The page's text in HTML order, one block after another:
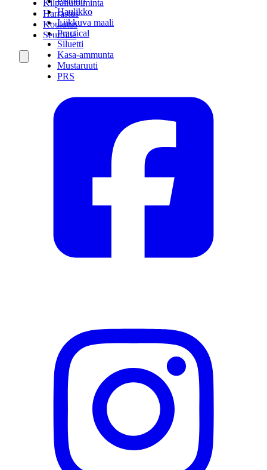
Haulikko
Liikkuva maali
Practical
Siluetti
Kasa-ammunta
Mustaruuti
PRS
Kilpailutoiminta
Harrastus
Koulutus
Seuroille